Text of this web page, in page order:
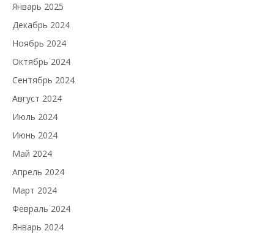
Январь 2025
Декабрь 2024
Ноябрь 2024
Октябрь 2024
Сентябрь 2024
Август 2024
Июль 2024
Июнь 2024
Май 2024
Апрель 2024
Март 2024
Февраль 2024
Январь 2024